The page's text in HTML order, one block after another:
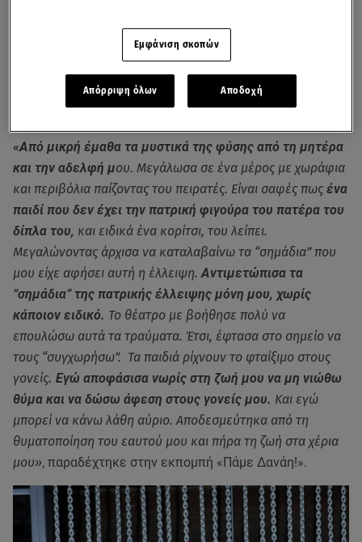
«Maria»μίλησε ηΛυδία Κονιόρδου
Λυδία Κονιόρδου: Η ηλικία, ο γάμος και η θεραπεία
«Από μικρή έμαθα τα μυστικά της φύσης από τη μητέρα
και την αδελφή μου. Μεγάλωσα σε ένα μέρος με χωράφια
και περιβόλια παίζοντας του πειρατές. Είναι σαφές πως ένα
παιδί που δεν έχει την πατρική φιγούρα του πατέρα του
δίπλα του, και ειδικά ένα κορίτσι, του λείπει.
Μεγαλώνοντας άρχισα να καταλαβαίνω τα “σημάδια” που
μου είχε αφήσει αυτή η έλλειψη. Αντιμετώπισα τα
“σημάδια” της πατρικής έλλειψης μόνη μου, χωρίς
κάποιον ειδικό. Το θέατρο με βοήθησε πολύ να
επουλώσω αυτά τα τραύματα. Έτσι, έφτασα στο σημείο να
τους “συγχωρήσω”. Τα παιδιά ρίχνουν το φταίξιμο στους
γονείς. Εγώ αποφάσισα νωρίς στη ζωή μου να μη νιώθω
θύμα και να δώσω άφεση στους γονείς μου. Και εγώ
μπορεί να κάνω λάθη αύριο. Αποδεσμεύτηκα από τη
θυματοποίηση του εαυτού μου και πήρα τη ζωή στα χέρια
μου», παραδέχτηκε στην εκπομπή «Πάμε Δανάη!».
Εμφάνιση σκοπών
Απόρριψη όλων Αποδοχή